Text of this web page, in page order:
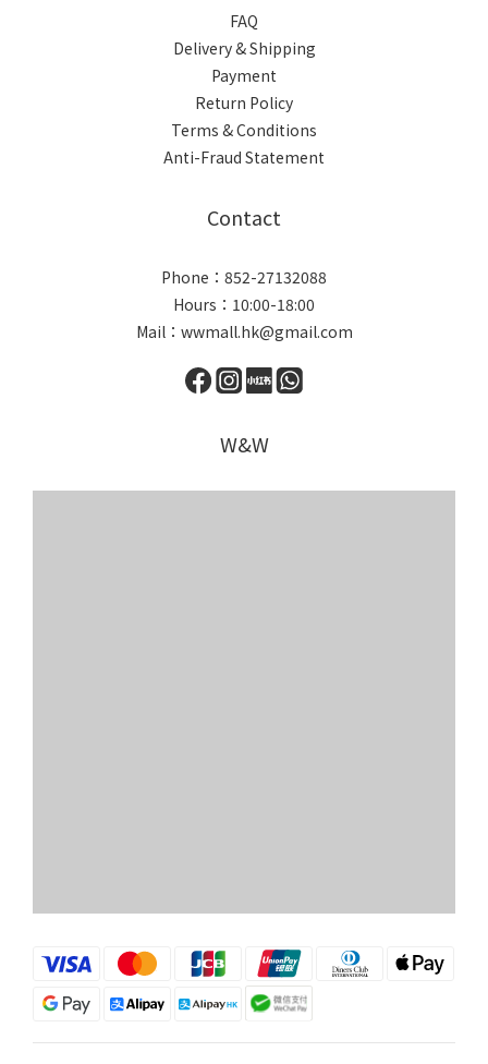
FAQ
Delivery & Shipping
Payment
Return Policy
Terms & Conditions
Anti-Fraud Statement
Contact
Phone：852-27132088
Hours：10:00-18:00
Mail：wwmall.hk@gmail.com
W&W